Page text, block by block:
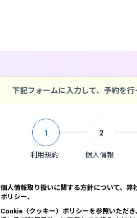
下記フォームに入力して、予約を行
1
利用規約
2
個人情報
個人情報取り扱いに関する方針について、弊
ポリシー、
Cookie（クッキー）ポリシーを参照いただき